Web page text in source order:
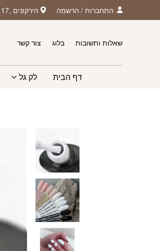
Skip to Content
התחברות / הרשמה הירקונים ,17 פתח תקווה
שאלות ותשובות
בלוג צור קשר
דף הבית לק גל
בחזרה למעלה